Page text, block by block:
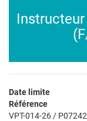
Date limite
Référence
VPT-014-26 / P07242